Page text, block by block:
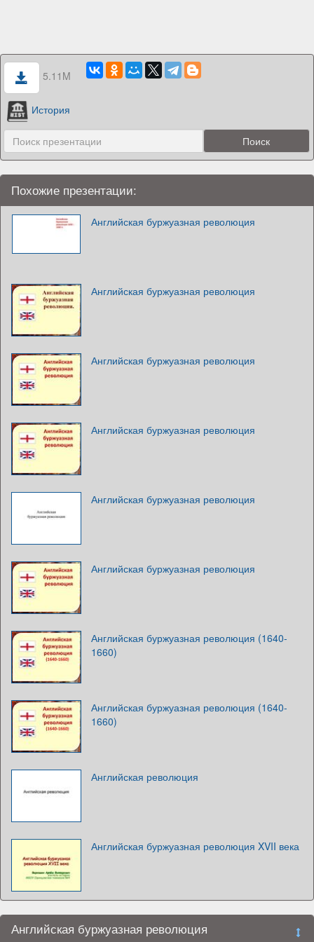
5.11M
История
Похожие презентации:
Английская буржуазная революция
Английская буржуазная революция
Английская буржуазная революция
Английская буржуазная революция
Английская буржуазная революция
Английская буржуазная революция
Английская буржуазная революция (1640-
1660)
Английская буржуазная революция (1640-
1660)
Английская революция
Английская буржуазная революция XVII века
Английская буржуазная революция